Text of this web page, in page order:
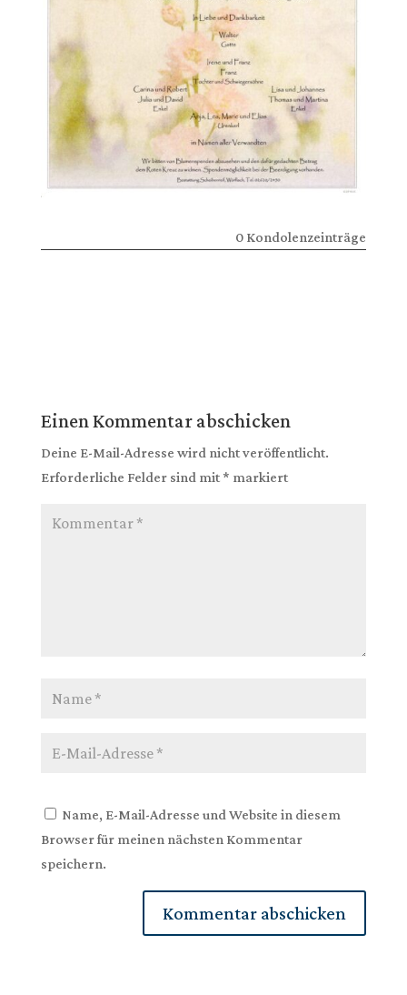
0 Kondolenzeinträge
Einen Kommentar abschicken
Deine E-Mail-Adresse wird nicht veröffentlicht.
Erforderliche Felder sind mit * markiert
Name, E-Mail-Adresse und Website in diesem
Browser für meinen nächsten Kommentar
speichern.
Kommentar abschicken